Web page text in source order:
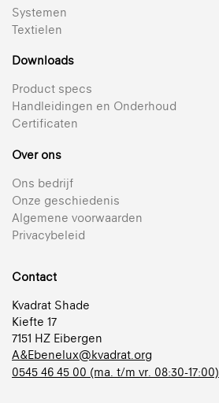
Systemen
Textielen
Downloads
Product specs
Handleidingen en Onderhoud
Certificaten
Over ons
Ons bedrijf
Onze geschiedenis
Algemene voorwaarden
Privacybeleid
Contact
Kvadrat Shade
Kiefte 17
7151 HZ Eibergen
A&Ebenelux@kvadrat.org
0545 46 45 00 (ma. t/m vr. 08:30-17:00)